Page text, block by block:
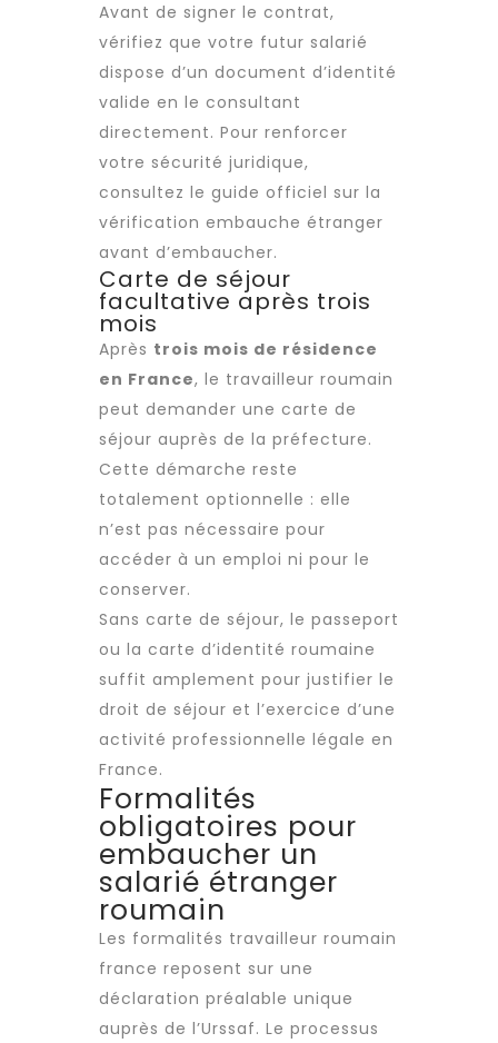
Avant de signer le contrat,
vérifiez que votre futur salarié
dispose d’un document d’identité
valide en le consultant
directement. Pour renforcer
votre sécurité juridique,
consultez le guide officiel sur la
vérification embauche étranger
avant d’embaucher.
Carte de séjour
facultative après trois
mois
Après trois mois de résidence
en France, le travailleur roumain
peut demander une carte de
séjour auprès de la préfecture.
Cette démarche reste
totalement optionnelle : elle
n’est pas nécessaire pour
accéder à un emploi ni pour le
conserver.
Sans carte de séjour, le passeport
ou la carte d’identité roumaine
suffit amplement pour justifier le
droit de séjour et l’exercice d’une
activité professionnelle légale en
France.
Formalités
obligatoires pour
embaucher un
salarié étranger
roumain
Les formalités travailleur roumain
france reposent sur une
déclaration préalable unique
auprès de l’Urssaf. Le processus